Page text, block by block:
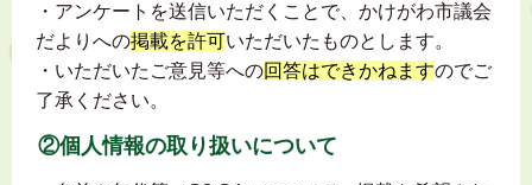
・アンケートを送信いただくことで、かけがわ市議会
だよりへの掲載を許可いただいたものとします。
・いただいたご意見等への回答はできかねますのでご
了承ください。
②個人情報の取り扱いについて